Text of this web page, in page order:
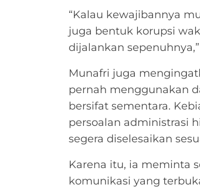
“Kalau kewajibannya
juga bentuk korupsi
dijalankan
Munafri juga
pernah menggunakan
bersifat sementara.
persoalan administrasi
segera diselesaikan
Karena itu, ia meminta
komunikasi yang